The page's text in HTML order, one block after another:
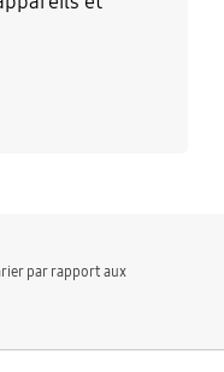
par rapport aux